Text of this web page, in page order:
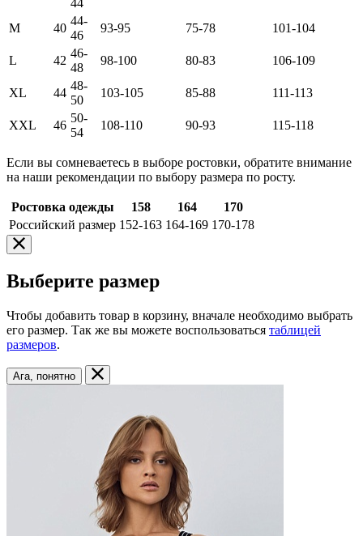
M 40
44-
46
93-95 75-78 101-104
L 42
46-
48
98-100 80-83 106-109
XL 44
48-
50
103-105 85-88 111-113
XXL 46
50-
54
108-110 90-93 115-118
Если вы сомневаетесь в выборе ростовки, обратите внимание
на наши рекомендации по выбору размера по росту.
Ростовка одежды 158 164
170
Российский размер 152-163 164-169 170-178
Выберите размер
Чтобы добавить товар в корзину, вначале необходимо выбрать
его размер. Так же вы можете воспользоваться таблицей
размеров.
Ага, понятно